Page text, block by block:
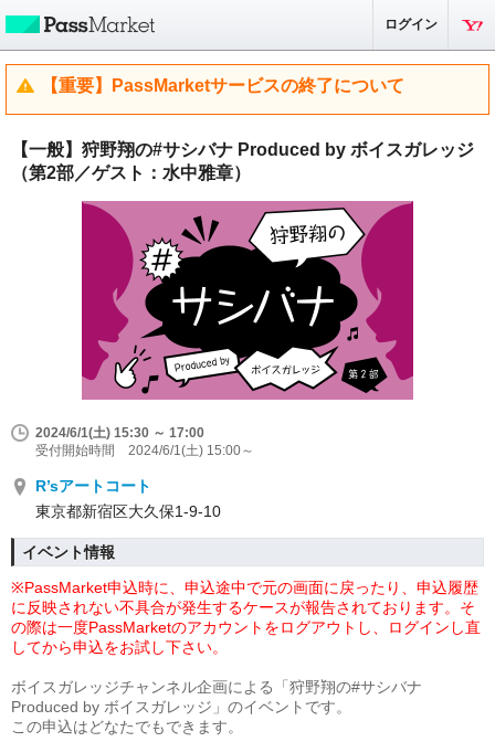
ログイン
【重要】PassMarketサービスの終了について
【一般】狩野翔の#サシバナ Produced by ボイスガレッジ
（第2部／ゲスト：水中雅章）
2024/6/1(土) 15:30 ～ 17:00
受付開始時間 2024/6/1(土) 15:00～
R’sアートコート
東京都新宿区大久保1-9-10
イベント情報
※PassMarket申込時に、申込途中で元の画面に戻ったり、申込履歴
に反映されない不具合が発生するケースが報告されております。そ
の際は一度PassMarketのアカウントをログアウトし、ログインし直
してから申込をお試し下さい。
ボイスガレッジチャンネル企画による「狩野翔の#サシバナ
Produced by ボイスガレッジ」のイベント です。
この申込はどなたでもできます。